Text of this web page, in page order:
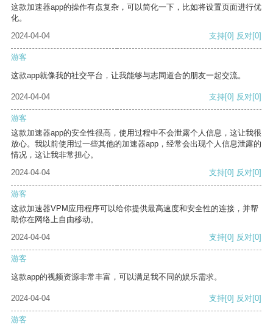
这款加速器app的操作有点复杂，可以简化一下，比如将设置页面进行优
化。
2024-04-04
支持[0] 反对[0]
游客
这款app就像我的社交平台，让我能够与志同道合的朋友一起交流。
2024-04-04 支持[0] 反对[0]
游客
这款加速器app的安全性很高，使用过程中不会泄露个人信息，这让我很
放心。我以前使用过一些其他的加速器app，经常会出现个人信息泄露的
情况，这让我非常担心。
2024-04-04
支持[0] 反对[0]
游客
这款加速器VPM应用程序可以给你提供最高速度和安全性的连接，并帮
助你在网络上自由移动。
2024-04-04
支持[0] 反对[0]
游客
这款app的视频资源非常丰富，可以满足我不同的娱乐需求。
2024-04-04 支持[0] 反对[0]
游客